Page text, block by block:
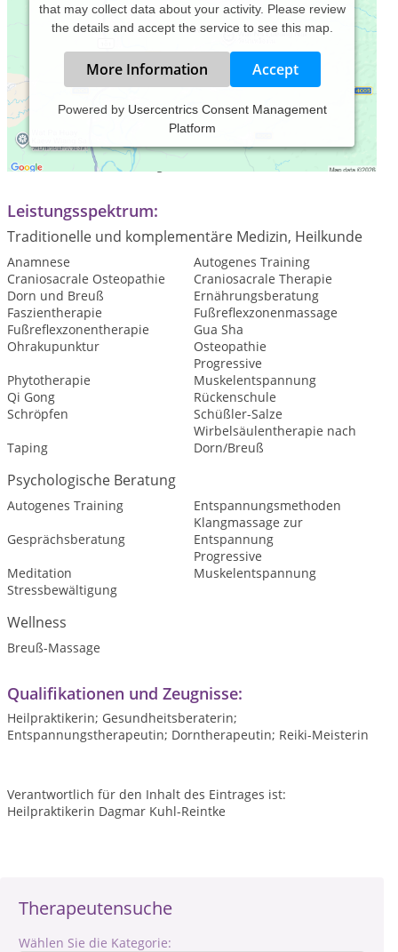
Therapeutensuche
Wählen Sie die Kategorie:
that may collect data about your activity. Please review
the details and accept the service to see this map.
More Information Accept
Powered by Usercentrics Consent Management
Platform
Praxiszeiten:
nach Terminvereinbarungen
Leistungsspektrum:
Traditionelle und komplementäre Medizin, Heilkunde
Anamnese
Autogenes Training
Craniosacrale Osteopathie
Craniosacrale Therapie
Dorn und Breuß
Ernährungsberatung
Faszientherapie
Fußreflexzonenmassage
Fußreflexzonentherapie
Gua Sha
Ohrakupunktur
Osteopathie
Phytotherapie
Progressive
Muskelentspannung
Qi Gong
Rückenschule
Schröpfen
Schüßler-Salze
Taping
Wirbelsäulentherapie nach
Dorn/Breuß
Psychologische Beratung
Autogenes Training
Entspannungsmethoden
Gesprächsberatung
Klangmassage zur
Entspannung
Meditation
Progressive
Muskelentspannung
Stressbewältigung
Wellness
Breuß-Massage
Qualifikationen und Zeugnisse:
Heilpraktikerin; Gesundheitsberaterin;
Entspannungstherapeutin; Dorntherapeutin; Reiki-Meisterin
Verantwortlich für den Inhalt des Eintrages ist:
Heilpraktikerin Dagmar Kuhl-Reintke